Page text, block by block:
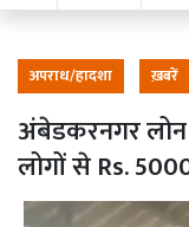
अपराध/हादशा ख़बरें
अंबेडकरनगर लोन
लोगों से Rs.